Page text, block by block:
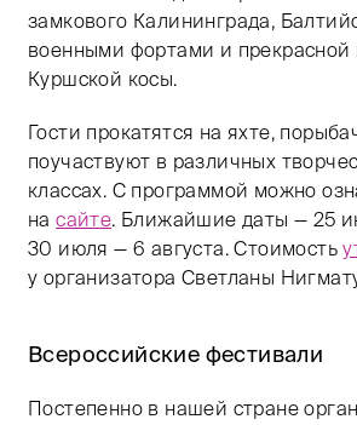
замкового Калининграда,
военными фортами и прекрасной
Куршской косы.
Гости прокатятся на яхте,
поучаствуют в различных
классах. С программой можно
насайте. Ближайшие даты — 25
30 июля — 6 августа. Стоимость
у организатора Светланы
Всероссийские фестивали
Постепенно в нашей стране